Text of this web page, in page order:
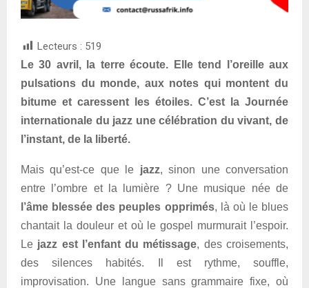
Lecteurs : 519
Le 30 avril, la terre écoute. Elle tend l’oreille aux
pulsations du monde, aux notes qui montent du
bitume et caressent les étoiles. C’est la Journée
internationale du jazz une célébration du vivant, de
l’instant, de la liberté.
Mais qu’est-ce que le jazz, sinon une conversation
entre l’ombre et la lumière ? Une musique née de
l’âme blessée des peuples opprimés, là où le blues
chantait la douleur et où le gospel murmurait l’espoir.
Le jazz est l’enfant du métissage, des croisements,
des silences habités. Il est rythme, souffle,
improvisation. Une langue sans grammaire fixe, où